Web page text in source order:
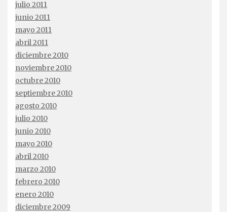
julio 2011
junio 2011
mayo 2011
abril 2011
diciembre 2010
noviembre 2010
octubre 2010
septiembre 2010
agosto 2010
julio 2010
junio 2010
mayo 2010
abril 2010
marzo 2010
febrero 2010
enero 2010
diciembre 2009